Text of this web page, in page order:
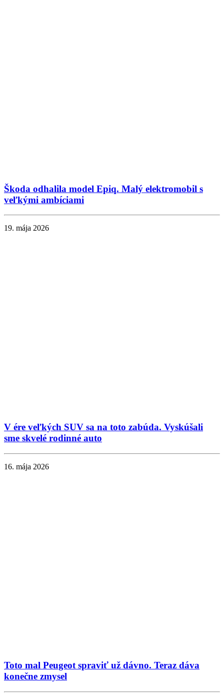
Škoda odhalila model Epiq. Malý elektromobil s
veľkými ambíciami
19. mája 2026
V ére veľkých SUV sa na toto zabúda. Vyskúšali
sme skvelé rodinné auto
16. mája 2026
Toto mal Peugeot spraviť už dávno. Teraz dáva
konečne zmysel